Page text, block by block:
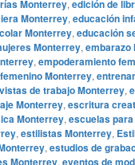
Monterrey, edición de
Monterrey, educación
Monterrey, educación
Monterrey, embarazo
, empoderamiento
Monterrey,
de trabajo Monterrey,
Monterrey, escritura
Monterrey, escuelas
, estilistas Monterrey,
, estudios de
Monterrey, eventos de